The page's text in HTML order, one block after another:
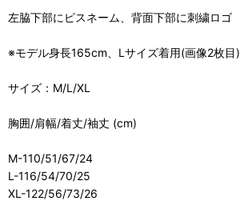
左脇下部にピスネーム、背面下部に刺繍ロゴ
※モデル身長165cm、Lサイズ着用(画像2枚目)
サイズ：M/L/XL
胸囲/肩幅/着丈/袖丈 (cm)
M-110/51/67/24
L-116/54/70/25
XL-122/56/73/26